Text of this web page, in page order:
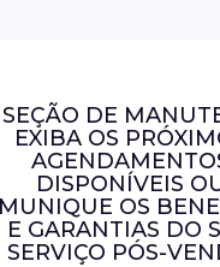
DE
EXIBA OS
DISPONÍVEIS
OS
E GARANTIAS DO
SERVIÇO PÓS-